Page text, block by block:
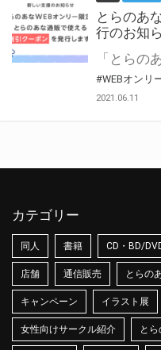
とらのあ
行のお知
#WEBオンリ
2021.06.11
カテゴリー
同人 書籍 CD・BD/
店舗 通信販売 とらの
キャンペーン イラスト展
女性向けサークル紹介 と